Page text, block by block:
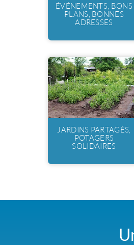
ÉVÉNEMENTS, BONS
PLANS, BONNES
ADRESSES
JARDINS PARTAGÉS,
POTAGERS
SOLIDAIRES